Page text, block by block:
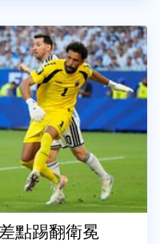
點踢翻衛冕